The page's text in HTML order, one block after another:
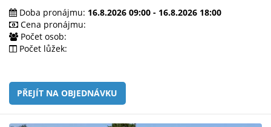
Doba pronájmu: 16.8.2026 09:00 - 16.8.2026 18:00
Cena pronájmu:
Počet osob:
Počet lůžek:
PŘEJÍT NA OBJEDNÁVKU